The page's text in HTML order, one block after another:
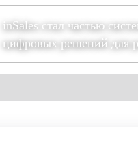
inSales стал частью
цифровых решений для